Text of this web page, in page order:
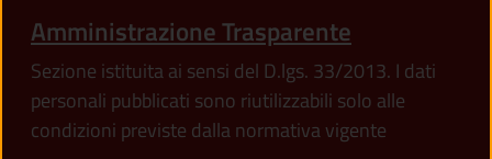
Amministrazione Trasparente
Sezione istituita ai sensi del D.lgs. 33/2013. I dati
personali pubblicati sono riutilizzabili solo alle
condizioni previste dalla normativa vigente